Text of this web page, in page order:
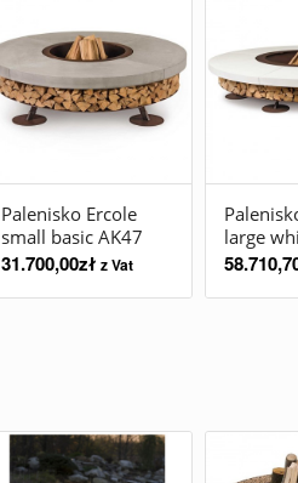
Palenisko Ercole
small basic AK47
31.700,00zł z Vat
large